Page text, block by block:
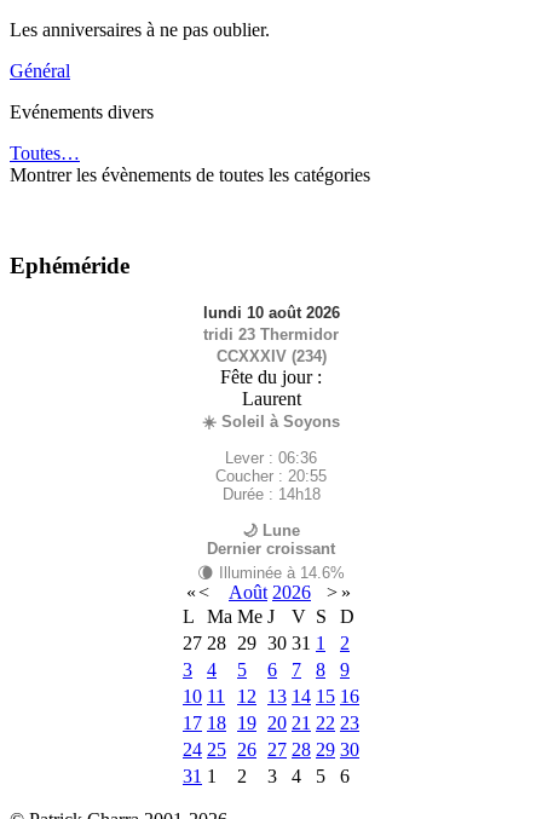
Les anniversaires à ne pas oublier.
Général
Evénements divers
Toutes…
Montrer les évènements de toutes les catégories
Ephéméride
lundi 10 août 2026
tridi 23 Thermidor
CCXXXIV (234)
Fête du jour :
Laurent
☀️ Soleil à Soyons
Lever : 06:36
Coucher : 20:55
Durée : 14h18
🌙 Lune
Dernier croissant
🌘 Illuminée à 14.6%
«< Août 2026 > »
L
Ma Me J V S
D
27 28 29 30 31 1
2
3
4 5 6 7 8
9
10 11 12 13 14 15 16
17 18 19 20 21 22 23
24 25 26 27 28 29 30
31 1 2 3 4 5 6